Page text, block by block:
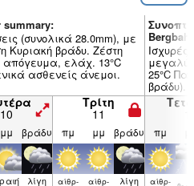
summary:
(συνολικά 28.0mm), με
Κυριακή βράδυ. Ζέστη
απόγευμα, ελάχ. 13°C
ασθενείς άνεμοι. 25°C
βράδυ).
10
Τρίτη
11
μμ βράδυ πμ μμ βράδυ πμ
λίγη αίθρ­ αίθρ­ λίγη αίθρ­